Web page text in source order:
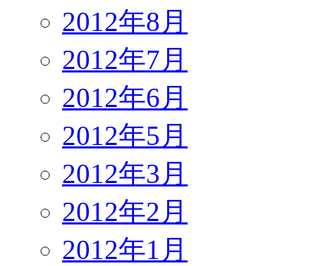
2012年8月
2012年7月
2012年6月
2012年5月
2012年3月
2012年2月
2012年1月